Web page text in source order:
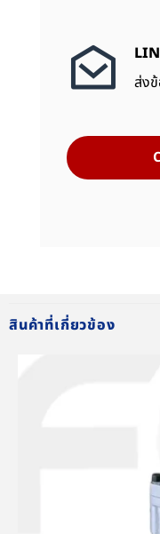
ส่ง
สินค้าที่เกี่ยวข้อง